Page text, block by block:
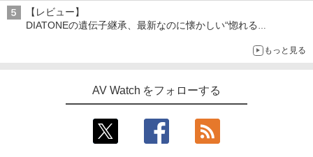
【レビュー】
DIATONEの遺伝子継承、最新なのに懐かしい“惚れる
もっと見る
AV Watch をフォローする